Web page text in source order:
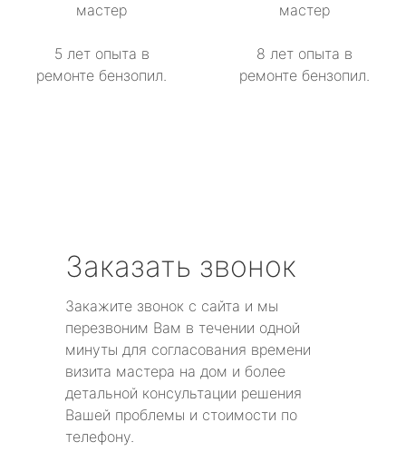
мастер
5 лет опыта в
ремонте бензопил.
мастер
8 лет опыта в
ремонте бензопил.
Заказать звонок
Закажите звонок с сайта и мы
перезвоним Вам в течении одной
минуты для согласования времени
визита мастера на дом и более
детальной консультации решения
Вашей проблемы и стоимости по
телефону.